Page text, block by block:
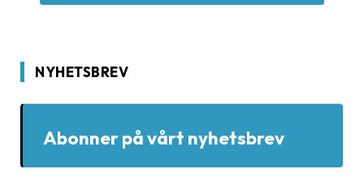
NYHETSBREV
Abonner på vårt nyhetsbrev